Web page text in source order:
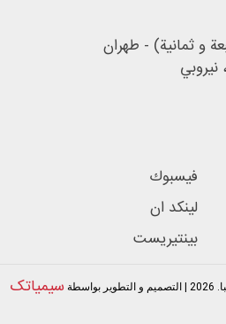
ثمانية) - طهران
نيروبي
فيسبوك
لینکد ان
بينتيريست
سیمیاتک